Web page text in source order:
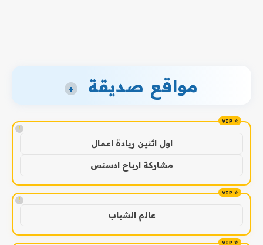
مواقع صديقة +
!
اول اثنين ريادة اعمال
مشاركة ارباح ادسنس
!
عالم الشباب